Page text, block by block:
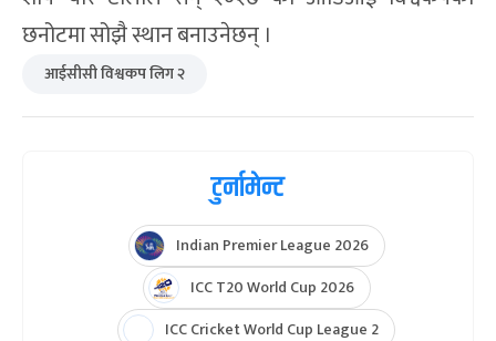
लिग २ मा १४ खेल खेलेको नेपाल १० अंकसहित सातौंमा छ ।
स्कटल्याण्ड १६ खेलबाट २० अंक जोडेर चौथो स्थानमा छ ।